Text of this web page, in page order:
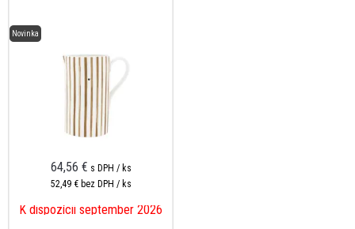
Novinka
64,56 € s DPH / ks
52,49 € bez DPH / ks
K dispozícii september 2026